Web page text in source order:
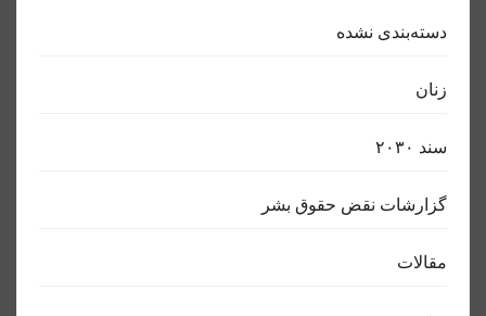
دسته‌بندی نشده
زنان
سند ٢٠٣٠
گزارشات نقض حقوق بشر
مقالات